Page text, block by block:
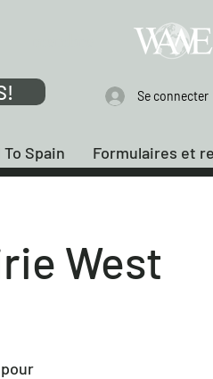
Se connecter
To Spain Formulaires et
West